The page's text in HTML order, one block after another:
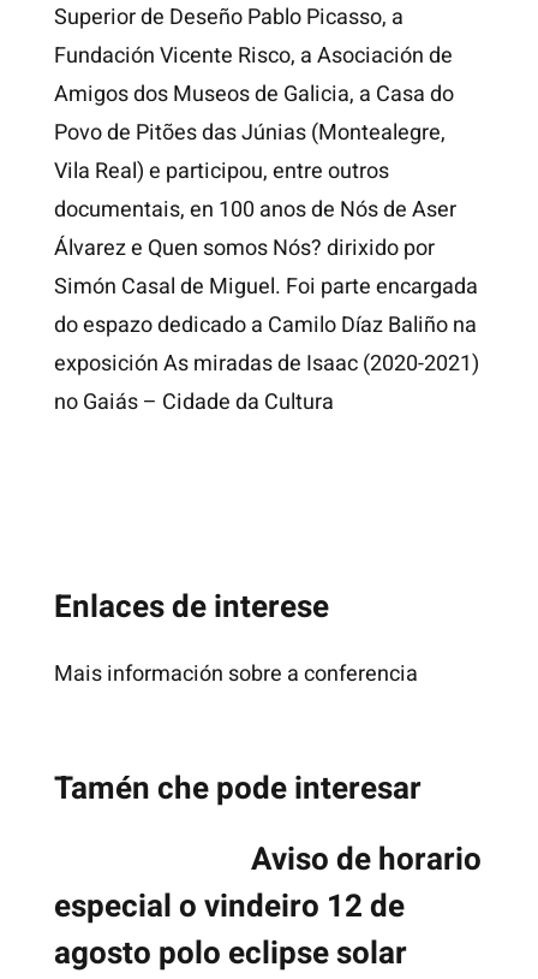
Superior de Deseño Pablo Picasso, a
Fundación Vicente Risco, a Asociación de
Amigos dos Museos de Galicia, a Casa do
Povo de Pitões das Júnias (Montealegre,
Vila Real) e participou, entre outros
documentais, en 100 anos de Nós de Aser
Álvarez e Quen somos Nós? dirixido por
Simón Casal de Miguel. Foi parte encargada
do espazo dedicado a Camilo Díaz Baliño na
exposición As miradas de Isaac (2020-2021)
no Gaiás – Cidade da Cultura
Enlaces de interese
Mais información sobre a conferencia
Tamén che pode interesar
Aviso de horario
especial o vindeiro 12 de
agosto polo eclipse solar